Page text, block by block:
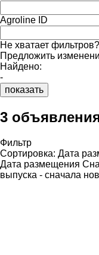
Agroline ID
Не хватает фильтров?
Предложить
Найдено:
-
показать
3
Фильтр
Сортировка: Дата
Дата размещения
выпуска - сначала